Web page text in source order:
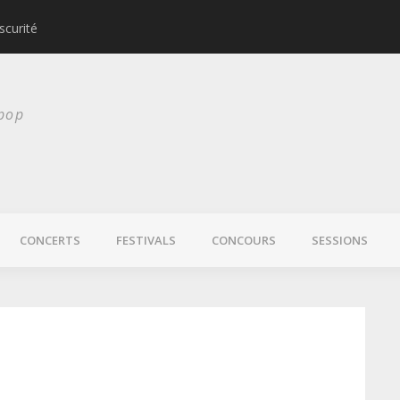
CONCERTS FESTIVALS CONCOURS SESSIONS